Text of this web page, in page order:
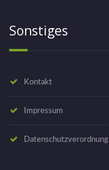
Sonstiges
Kontakt
Impressum
Datenschutzverordnung